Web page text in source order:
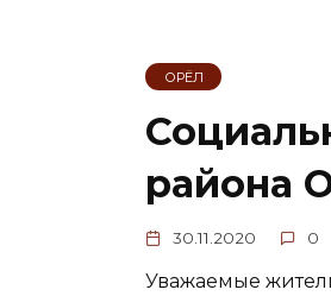
ОРЁЛ
района
30.11.2020 0
Уважаемые